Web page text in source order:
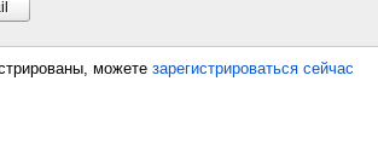
можете зарегистрироваться сейчас